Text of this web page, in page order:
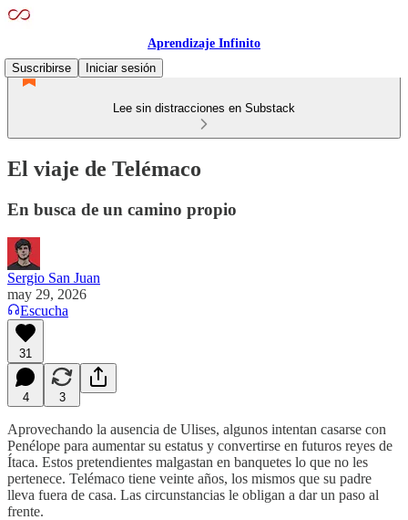
Aprendizaje Infinito
Suscribirse
Iniciar sesión
Lee sin distracciones en Substack
El viaje de Telémaco
En busca de un camino propio
Sergio San Juan
may 29, 2026
Escucha
31
4 3
Aprovechando la ausencia de Ulises, algunos intentan casarse con
Penélope para aumentar su estatus y convertirse en futuros reyes de
Ítaca. Estos pretendientes malgastan en banquetes lo que no les
pertenece. Telémaco tiene veinte años, los mismos que su padre
lleva fuera de casa. Las circunstancias le obligan a dar un paso al
frente.